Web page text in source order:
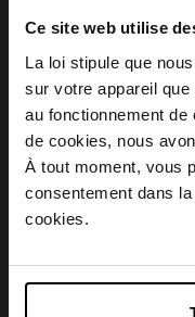
Ce site web utilise
La loi stipule que
sur votre appareil
au fonctionnement
de cookies, nous
À tout moment, vous
consentement dans
cookies.
Cet article n'est plus
Livraison
Retour gratuit
Emballage
Description